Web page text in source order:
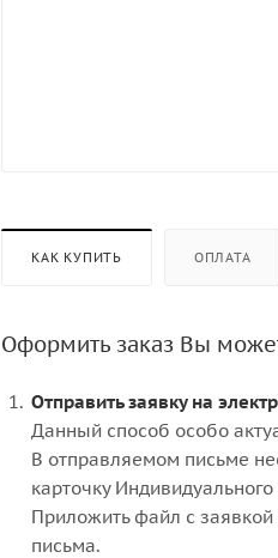
КАК КУПИТЬ ОПЛАТА
Оформить заказ Вы
Отправить заявку на
Данный способ особо
В отправляемом письме
карточку
Приложить файл с
письма.